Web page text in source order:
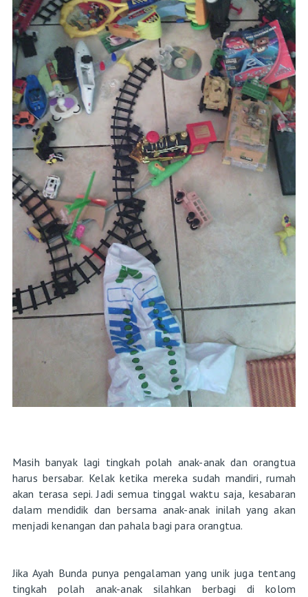
Masih banyak lagi tingkah polah anak-anak dan orangtua
harus bersabar. Kelak ketika mereka sudah mandiri, rumah
akan terasa sepi. Jadi semua tinggal waktu saja, kesabaran
dalam mendidik dan bersama anak-anak inilah yang akan
menjadi kenangan dan pahala bagi para orangtua.
Jika Ayah Bunda punya pengalaman yang unik juga tentang
tingkah polah anak-anak silahkan berbagi di kolom